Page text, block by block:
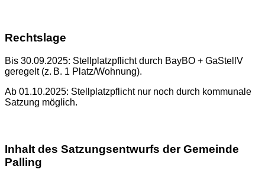
Rechtslage
Bis 30.09.2025: Stellplatzpflicht durch BayBO + GaStellV
geregelt (z. B. 1 Platz/Wohnung).
Ab 01.10.2025: Stellplatzpflicht nur noch durch kommunale
Satzung möglich.
Inhalt des Satzungsentwurfs der Gemeinde
Palling